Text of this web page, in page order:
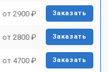
от 2900 ₽ Заказать
от 2800 ₽ Заказать
от 4700 ₽ Заказать